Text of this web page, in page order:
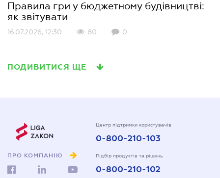
Правила гри у бюджетному будівництві:
як звітувати
16.07.2026, 12:30 80 0
ПОДИВИТИСЯ ЩЕ
ПРО КОМПАНІЮ
Центр підтримки користувачів
0-800-210-103
Підбір продуктів та рішень
0-800-210-102